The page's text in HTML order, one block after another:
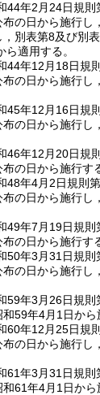
44年2月24日規則
布の日から施行し
，別表第8及び別
適用する。
44年12月18日規
布の日から施行し
45年12月16日規
布の日から施行し
46年12月20日規
の日から施行す
48年4月2日規則
布の日から施行し
49年7月19日規則
の日から施行す
50年3月31日規則
布の日から施行し
59年3月26日規則
59年4月1日から
60年12月25日規
布の日から施行し
61年3月31日規則
61年4月1日から